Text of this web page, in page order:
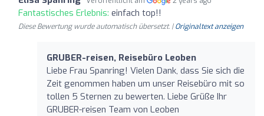
Fantastisches Erlebnis: einfach top!!
Diese Bewertung wurde automatisch übersetzt. |Originaltext anzeigen
GRUBER-reisen, Reisebüro Leoben
Liebe Frau Spanring! Vielen Dank, dass Sie sich die
Zeit genommen haben um unser Reisebüro mit so
tollen 5 Sternen zu bewerten. Liebe Grüße Ihr
GRUBER-reisen Team von Leoben